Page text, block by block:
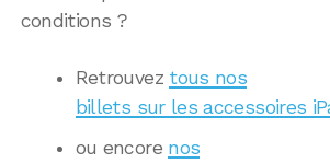
conditions ?
Retrouvez tous nos
billets sur les accessoires
ou encore nos